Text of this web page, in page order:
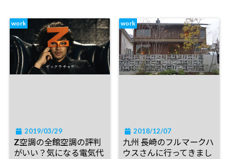
work
2019/03/29
Z空調の全館空調の評判
がいい？気になる電気代
work
2018/12/07
九州 長崎のフルマークハ
ウスさんに行ってきまし